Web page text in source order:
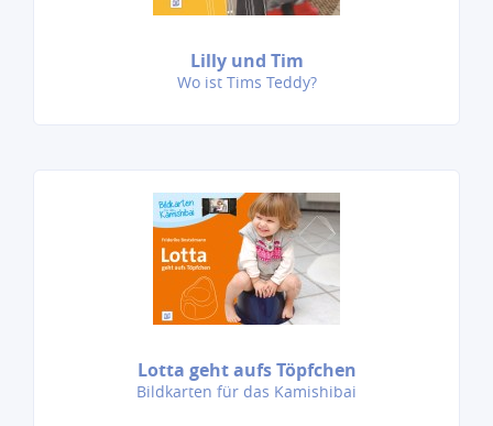
Lilly und Tim
Wo ist Tims Teddy?
Lotta geht aufs Töpfchen
Bildkarten für das Kamishibai